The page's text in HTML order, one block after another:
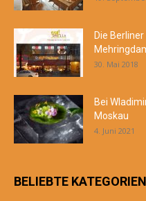
Die
30. Mai 2018
Bei
Moskau
4. Juni 2021
BELIEBTE KATEGORIEN